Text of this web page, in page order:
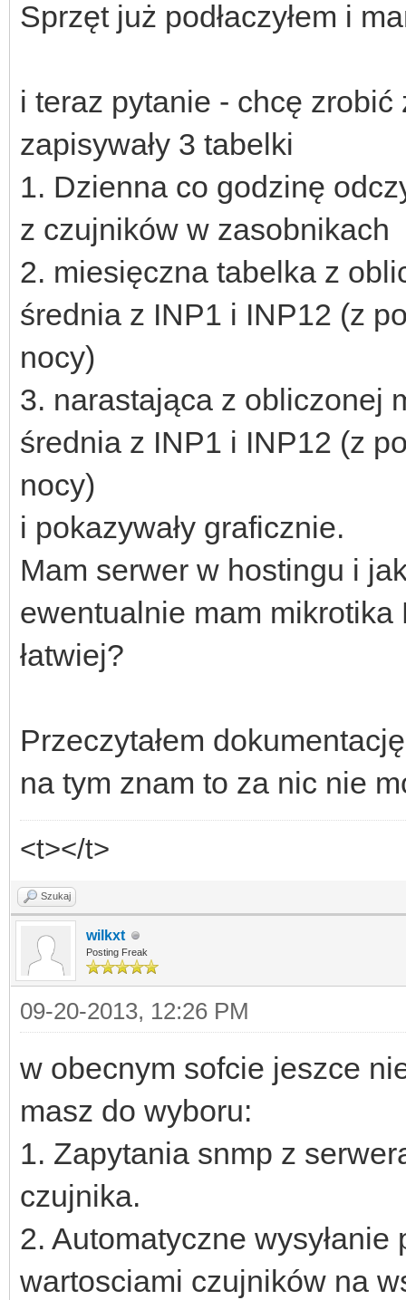
Sprzęt już podłaczyłem i
i teraz pytanie - chcę
zapisywały 3 tabelki
1. Dzienna co godzinę
z czujników w zasobnikach
2. miesięczna tabelka z
średnia z INP1 i INP12 (z
nocy)
3. narastająca z obliczonej
średnia z INP1 i INP12 (z
nocy)
i pokazywały graficznie.
Mam serwer w hostingu i
ewentualnie mam
łatwiej?
Przeczytałem
na tym znam to za nic nie
<t></t>
Szukaj
wilkxt
Posting Freak
09-20-2013, 12:26 PM
w obecnym sofcie jeszce
masz do wyboru:
1. Zapytania snmp z
czujnika.
2. Automatyczne
wartosciami czujników na